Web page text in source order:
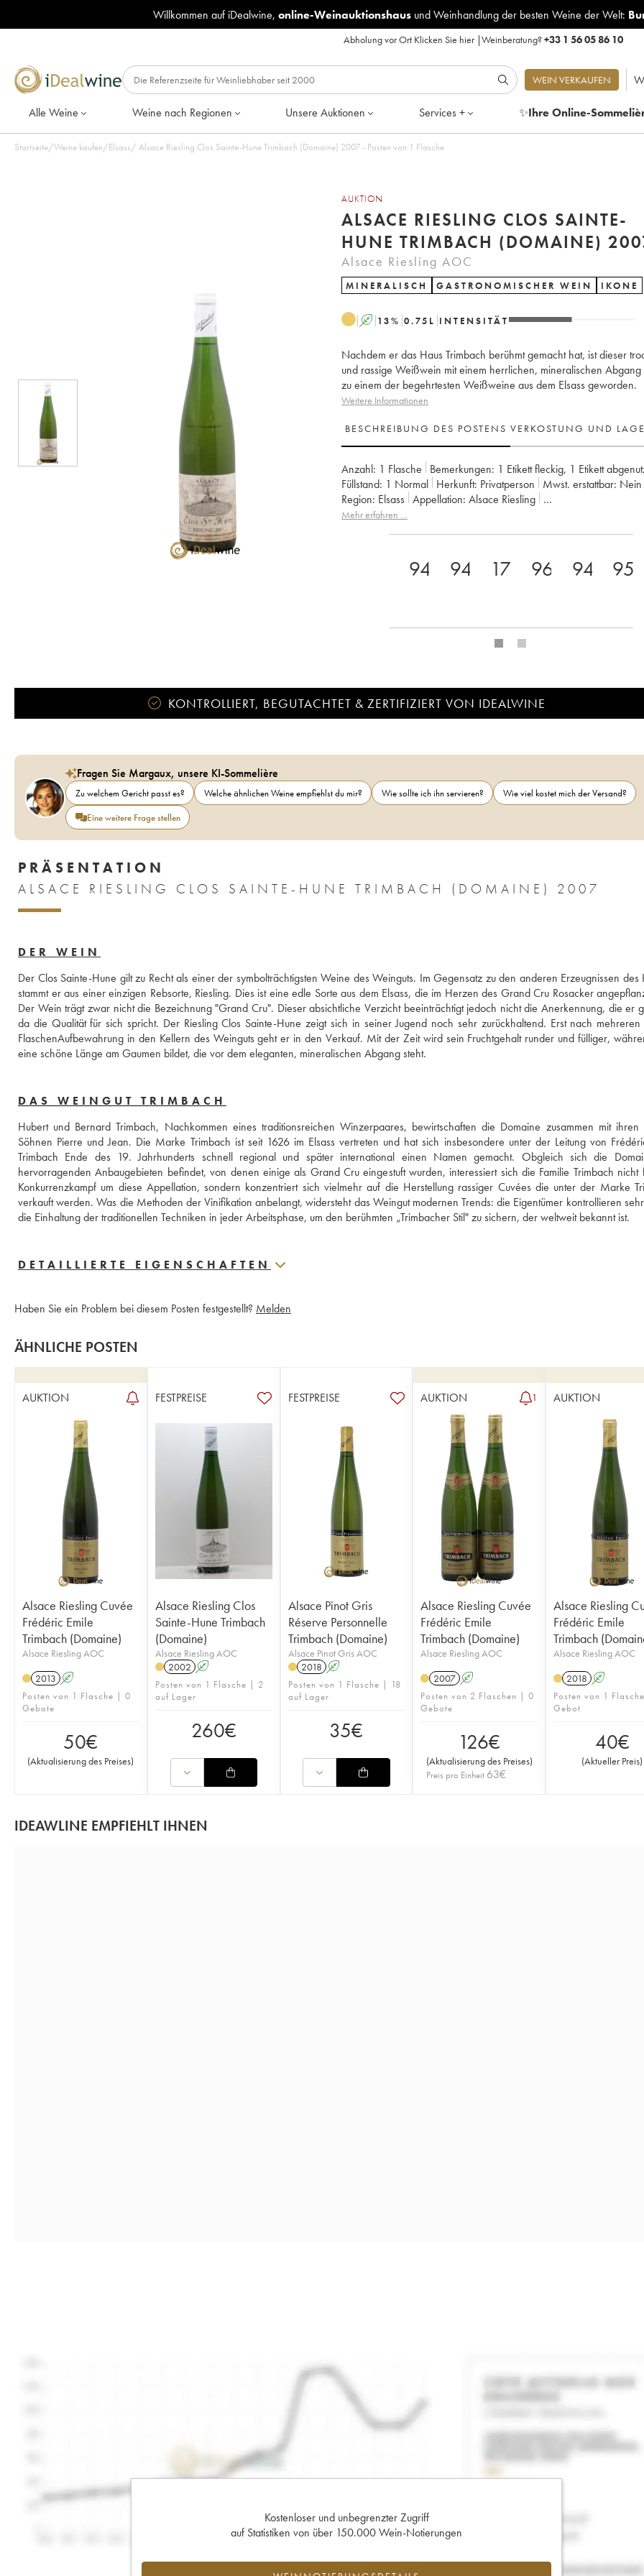
Willkommen auf iDealwine, online-Weinauktionshausund Weinhandlung der besten Weine der Welt:
Abholung vor Ort Klicken Sie hier|Weinberatung?+33 1 56 05 86 10
WEIN VERKAUFEN
Alle Weine Weine nach Regionen Unsere Auktionen Services + ✨Ihre Online-
Startseite/Weine kaufen/Elsass/ Alsace Riesling Clos Sainte-Hune Trimbach (Domaine) 2007 - Posten von 1 Flasche
AUKTION
ALSACE RIESLING CLOS SAINTE-
HUNE TRIMBACH (DOMAINE)
Alsace Riesling AOC
MINERALISCH GASTRONOMISCHER WEIN IKONE
A 13% 0.75 L INTENSITÄT
Nachdem er das Haus Trimbach berühmt gemacht hat, ist dieser
und rassige Weißwein mit einem herrlichen, mineralischen Abgang
zu einem der begehrtesten Weißweine aus dem Elsass geworden.
Weitere Informationen
BESCHREIBUNG DES POSTENS VERKOSTUNG UND
Anzahl: 1 Flasche Bemerkungen: 1 Etikett fleckig, 1 Etikett
Füllstand: 1 Normal Herkunft: privatperson Mwst. erstattbar:
nein
Region:
Elsass Appellation:
Alsace Riesling
Eigentümer:
Trimbach (Domaine)
Mehr erfahren …
94 94 17 96 94(+)/95
KONTROLLIERT, BEGUTACHTET & ZERTIFIZIERT VON IDEALWINE
Fragen Sie Margaux, unsere KI-Sommelière
Zu welchem Gericht passt es? Welche ähnlichen Weine empfiehlst du mir? Wie sollte ich ihn servieren?
Wie viel kostet mich der Versand?
Eine weitere Frage stellen
PRÄSENTATION
ALSACE RIESLING CLOS SAINTE-HUNE TRIMBACH (DOMAINE) 2007
DER WEIN
Der Clos Sainte-Hune gilt zu Recht als einer der symbolträchtigsten Weine des Weinguts. Im Gegensatz zu den anderen Erzeugnissen des
stammt er aus einer einzigen Rebsorte, Riesling. Dies ist eine edle Sorte aus dem Elsass, die im Herzen des Grand Cru Rosacker
Der Wein trägt zwar nicht die Bezeichnung "Grand Cru". Dieser absichtliche Verzicht beeinträchtigt jedoch nicht die Anerkennung, die er
da die Qualität für sich spricht. Der Riesling Clos Sainte-Hune zeigt sich in seiner Jugend noch sehr zurückhaltend. Erst nach mehreren
FlaschenAufbewahrung in den Kellern des Weinguts geht er in den Verkauf. Mit der Zeit wird sein Fruchtgehalt runder und fülliger,
eine schöne Länge am Gaumen bildet, die vor dem eleganten, mineralischen Abgang steht.
DAS WEINGUT TRIMBACH
Hubert und Bernard Trimbach, Nachkommen eines traditionsreichen Winzerpaares, bewirtschaften die Domaine zusammen mit ihren
Söhnen Pierre und Jean. Die Marke Trimbach ist seit 1626 im Elsass vertreten und hat sich insbesondere unter der Leitung von
Trimbach Ende des 19. Jahrhunderts schnell regional und später international einen Namen gemacht. Obgleich sich die
hervorragenden Anbaugebieten befindet, von denen einige als Grand Cru eingestuft wurden, interessiert sich die Familie Trimbach nicht
Konkurrenzkampf um diese Appellation, sondern konzentriert sich vielmehr auf die Herstellung rassiger Cuvées die unter der Marke
verkauft werden. Was die Methoden der Vinifikation anbelangt, widersteht das Weingut modernen Trends: die Eigentümer kontrollieren
die Einhaltung der traditionellen Techniken in jeder Arbeitsphase, um den berühmten „Trimbacher Stil" zu sichern, der weltweit bekannt ist.
DETAILLIERTE EIGENSCHAFTEN
Haben Sie ein Problem bei diesem Posten festgestellt? Melden
ÄHNLICHE POSTEN
AUKTION
Alsace Riesling Cuvée
Frédéric Emile
Trimbach (Domaine)
Alsace Riesling AOC
2013 A
Posten von 1 Flasche | 0
Gebote
50€
(Aktualisierung des Preises)
FESTPREISE
Alsace Riesling Clos
Sainte-Hune Trimbach
(Domaine)
Alsace Riesling AOC
2002 A
Posten von 1 Flasche | 2
auf Lager
260€
FESTPREISE
Alsace Pinot Gris
Réserve Personnelle
Trimbach (Domaine)
Alsace Pinot Gris AOC
2018 A
Posten von 1 Flasche | 18
auf Lager
35€
AUKTION 1
Alsace Riesling Cuvée
Frédéric Emile
Trimbach (Domaine)
Alsace Riesling AOC
2007 A
Posten von 2 Flaschen | 0
Gebote
126€
(Aktualisierung des Preises)
Preis pro Einheit 63€
AUKTION
Alsace Riesling
Frédéric Emile
Trimbach
Alsace Riesling AOC
2018 A
Posten von 1
Gebot
40€
(Aktueller Preis)
IDEAWLINE EMPFIEHLT IHNEN
Kostenloser und unbegrenzter Zugriff
auf Statistiken von über 150.000 Wein-Notierungen